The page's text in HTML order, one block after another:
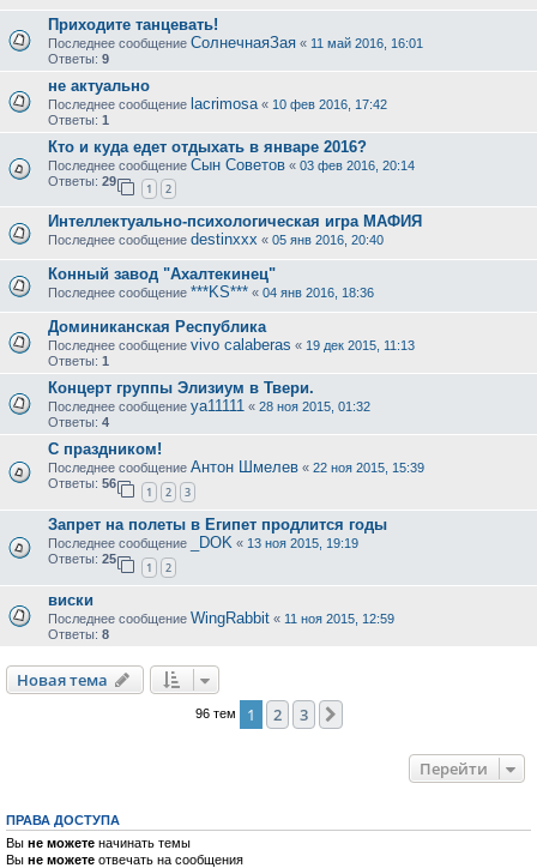
Приходите танцевать!
Последнее сообщение СолнечнаяЗая « 11 май 2016, 16:01
Ответы: 9
не актуально
Последнее сообщение lacrimosa « 10 фев 2016, 17:42
Ответы: 1
Кто и куда едет отдыхать в январе 2016?
Последнее сообщение Сын Советов « 03 фев 2016, 20:14
Ответы: 29
1 2
Интеллектуально-психологическая игра МАФИЯ
Последнее сообщение destinxxx « 05 янв 2016, 20:40
Конный завод "Ахалтекинец"
Последнее сообщение ***KS*** « 04 янв 2016, 18:36
Доминиканская Республика
Последнее сообщение vivo calaberas « 19 дек 2015, 11:13
Ответы: 1
Концерт группы Элизиум в Твери.
Последнее сообщение ya11111 « 28 ноя 2015, 01:32
Ответы: 4
С праздником!
Последнее сообщение Антон Шмелев « 22 ноя 2015, 15:39
Ответы: 56
1 2 3
Запрет на полеты в Египет продлится годы
Последнее сообщение _DOK « 13 ноя 2015, 19:19
Ответы: 25
1 2
виски
Последнее сообщение WingRabbit « 11 ноя 2015, 12:59
Ответы: 8
Новая тема
96 тем 1 2 3
Перейти
ПРАВА ДОСТУПА
Вы не можете начинать темы
Вы не можете отвечать на сообщения